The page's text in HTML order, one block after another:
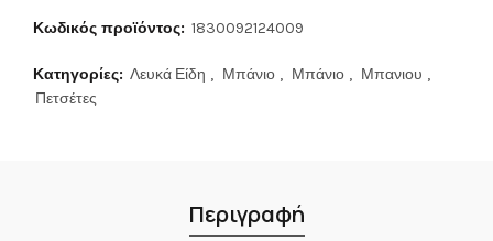
Κωδικός προϊόντος: 1830092124009
Κατηγορίες: Λευκά Είδη , Μπάνιο , Μπάνιο , Μπανιου ,
Πετσέτες
Περιγραφή